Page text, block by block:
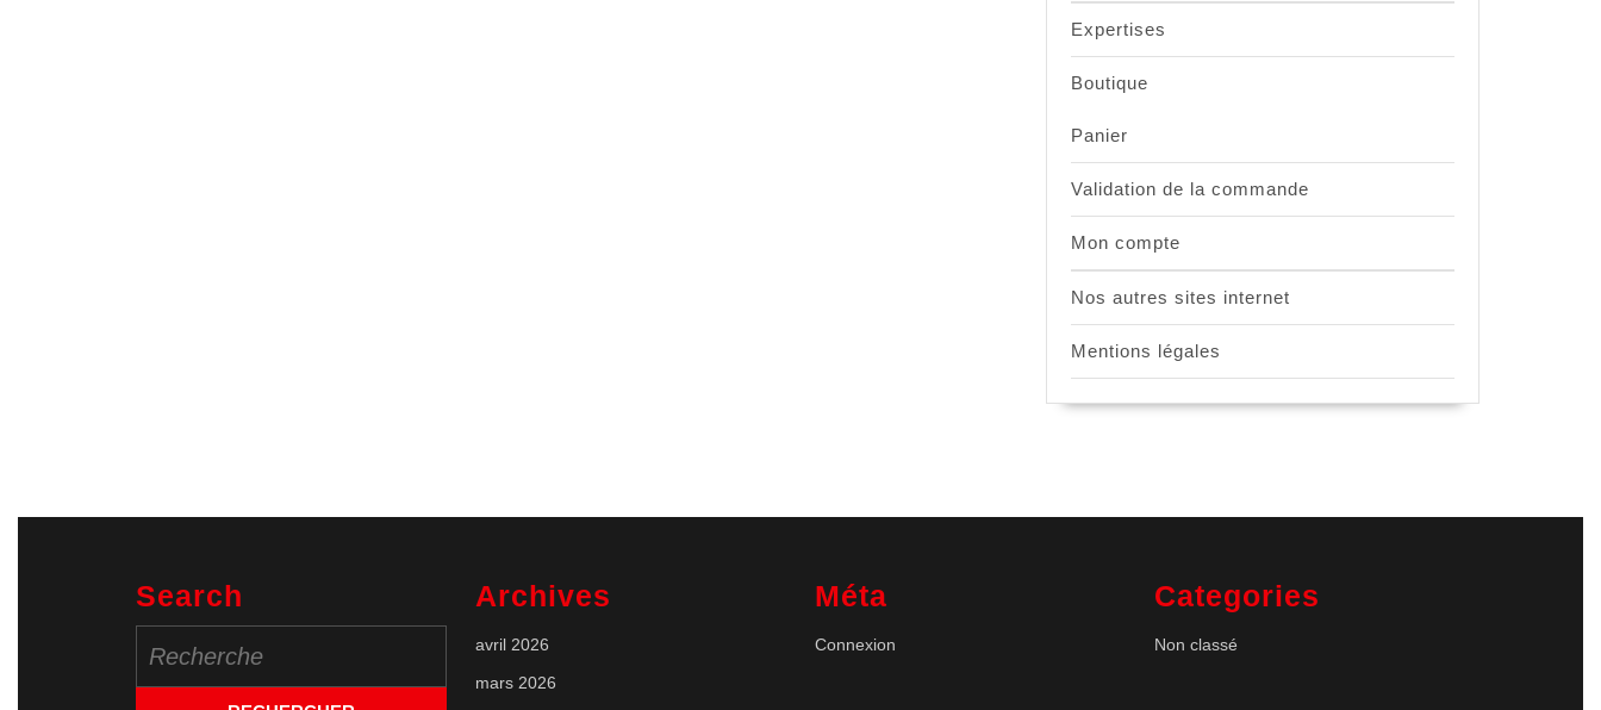
Expertises
Boutique
Panier
Validation de la commande
Mon compte
Nos autres sites internet
Mentions légales
Search
for:
Archives
avril 2026
mars 2026
Méta
Connexion
Categories
Non classé